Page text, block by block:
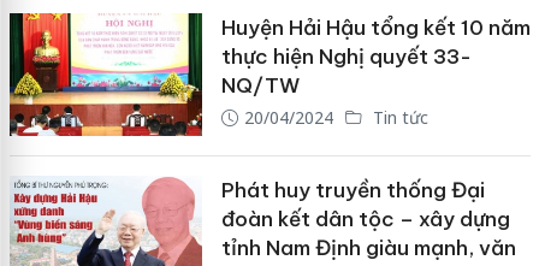
Huyện Hải Hậu tổng kết 10 năm
thực hiện Nghị quyết 33-
NQ/TW
20/04/2024 Tin tức
Phát huy truyền thống Đại
đoàn kết dân tộc – xây dựng
tỉnh Nam Định giàu mạnh, văn